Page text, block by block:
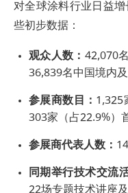
对全球涂料行业日益
些初步数据：
观众人数： 42,070
36,839名中国境内
参展商数目： 1,325
303家（占22.9%）
参展商代表人数：
同期举行技术交流